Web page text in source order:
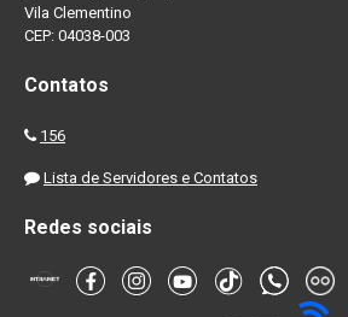
Vila Clementino
CEP: 04038-003
Contatos
156
Lista de Servidores e Contatos
Redes sociais